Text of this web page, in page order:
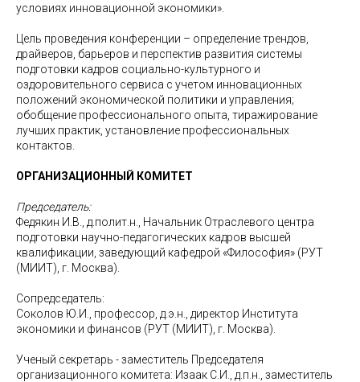
условиях инновационной экономики».
Цель проведения конференции – определение трендов,
драйверов, барьеров и перспектив развития системы
подготовки кадров социально-культурного и
оздоровительного сервиса с учетом инновационных
положений экономической политики и управления;
обобщение профессионального опыта, тиражирование
лучших практик, установление профессиональных
контактов.
ОРГАНИЗАЦИОННЫЙ КОМИТЕТ
Председатель:
Федякин И.В., д.полит.н., Начальник Отраслевого центра
подготовки научно-педагогических кадров высшей
квалификации, заведующий кафедрой «Философия» (РУТ
(МИИТ), г. Москва).
Сопредседатель:
Соколов Ю.И., профессор, д.э.н., директор Института
экономики и финансов (РУТ (МИИТ), г. Москва).
Ученый секретарь - заместитель Председателя
организационного комитета: Изаак С.И., д.п.н., заместитель